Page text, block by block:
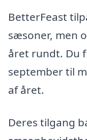
BetterFeast
sæsoner, men
året rundt. Du
september til
af året.
Deres tilgang